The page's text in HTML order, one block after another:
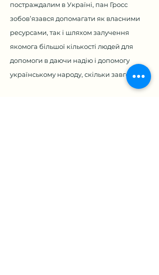
постраждалим в Україні, пан Гросс
зобов’язався допомагати як власними
ресурсами, так і шляхом залучення
якомога більшої кількості людей для
допомоги в даючи надію і допомогу
українському народу, скільки завгодно.